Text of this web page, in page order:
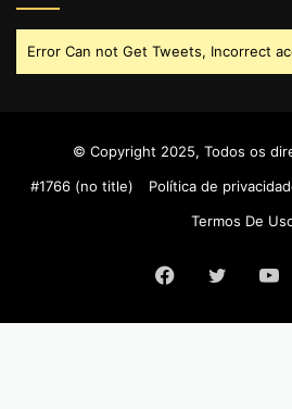
Error Can not Get Tweets, Incorrect
© Copyright 2025, Todos os
#1766 (no title)
Política de
Termos De
Facebook
Twitter